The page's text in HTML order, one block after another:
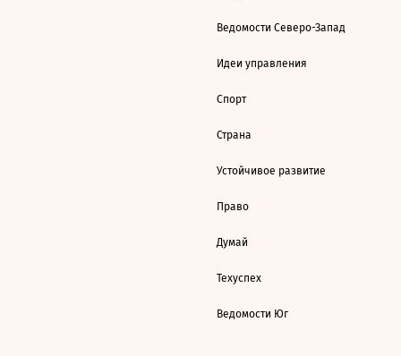
Ведомости Северо-Запад
Идеи управления
Спорт
Страна
Устойчивое развитие
Право
Думай
Техуспех
Ведомости Юг